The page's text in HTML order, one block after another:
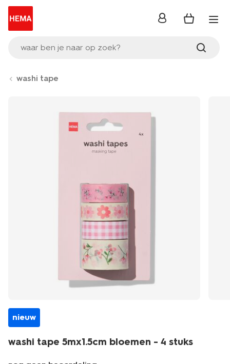
waar ben je naar op zoek?
inloggen
washi tape
nieuw
washi tape 5mx1.5cm bloemen - 4 stuks